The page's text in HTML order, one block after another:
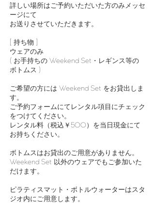
詳しい場所はご予約いただいた方のみメッセ
ージにて
お送りさせていただきます。
[ 持ち物 ]
ウェアのみ
( お手持ちの Weekend Set・レギンス等の
ボトムス )
ご希望の方には Weekend Set をお貸出しま
す。
ご予約フォームにてレンタル項目にチェック
をつけてください。
レンタル料（税込￥500）を当日現金にて
お持ちください。
ボトムスはお貸出のご用意がありません。
Weekend Set 以外のウェアでもご参加いた
だけます。
ピラティスマット・ボトルウォーターはスタ
ジオ内にご用意します。